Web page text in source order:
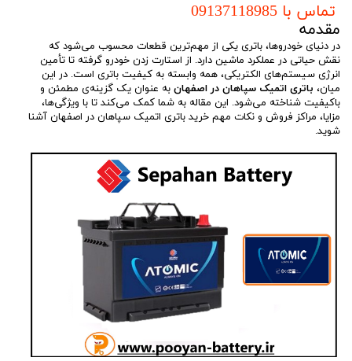
تماس با 09137118985
مقدمه
در دنیای خودروها، باتری یکی از مهم‌ترین قطعات محسوب می‌شود که
نقش حیاتی در عملکرد ماشین دارد. از استارت زدن خودرو گرفته تا تأمین
انرژی سیستم‌های الکتریکی، همه وابسته به کیفیت باتری است. در این
میان، باتری اتمیک سپاهان در اصفهان به عنوان یک گزینه‌ی مطمئن و
باکیفیت شناخته می‌شود. این مقاله به شما کمک می‌کند تا با ویژگی‌ها،
مزایا، مراکز فروش و نکات مهم خرید باتری اتمیک سپاهان در اصفهان آشنا
شوید.